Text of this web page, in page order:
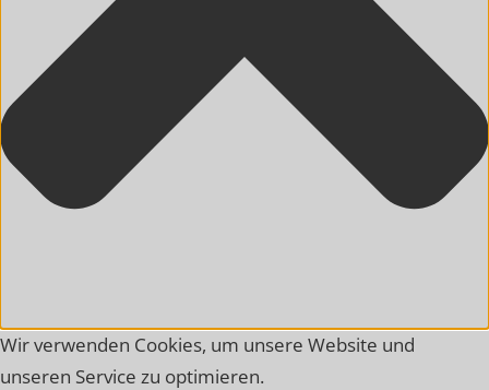
Wir verwenden Cookies, um unsere Website und
unseren Service zu optimieren.